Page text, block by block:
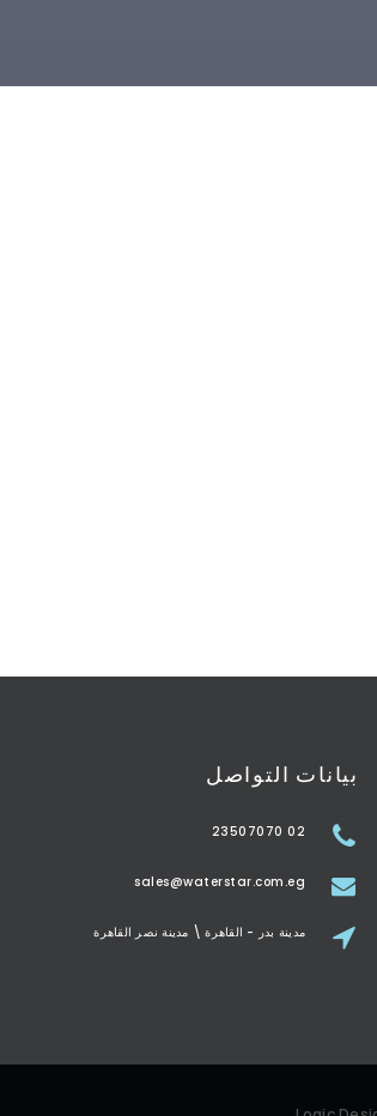
بيانات التواصل
02 23507070
sales@waterstar.com.eg
مدينة بدر - القاهرة \ مدينة نصر القاهرة